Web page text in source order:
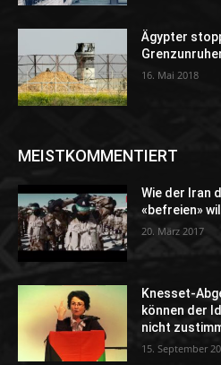
Ägypter
16. Mai 2018
MEISTKOMMENTIERT
Wie der Iran
«befreien» will
20. März 2017
Knesset-
können der
nicht
15. September